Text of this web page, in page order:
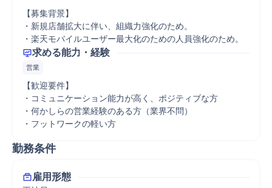
【募集背景】
・新規店舗拡大に伴い、組織力強化のため。
・楽天モバイルユーザー最大化のための人員強化のため。
求める能力・経験
営業
【歓迎要件】
・コミュニケーション能力が高く、ポジティブな方
・何かしらの営業経験のある方（業界不問）
・フットワークの軽い方
勤務条件
雇用形態